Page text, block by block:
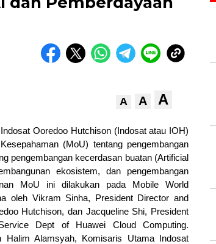
A A A
Ooredoo Hutchison (Indosat atau IOH)
(MoU) tentang pengembangan
pengembangan kecerdasan buatan (Artificial
ekosistem, dan pengembangan
MoU ini dilakukan pada Mobile World
oleh Vikram Sinha, President Director and
Hutchison, dan Jacqueline Shi, President
Dept of Huawei Cloud Computing.
Halim Alamsyah, Komisaris Utama Indosat